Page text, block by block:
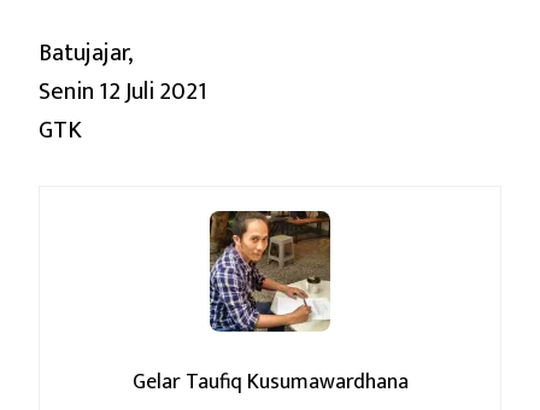
Batujajar,
Senin 12 Juli 2021
GTK
Gelar Taufiq Kusumawardhana